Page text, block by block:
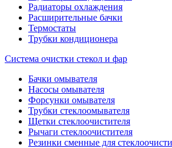
Радиаторы охлаждения
Расширительные бачки
Термостаты
Трубки кондиционера
Система очистки стекол и фар
Бачки омывателя
Насосы омывателя
Форсунки омывателя
Трубки стеклоомывателя
Щетки стеклоочистителя
Рычаги стеклоочистителя
Резинки сменные для